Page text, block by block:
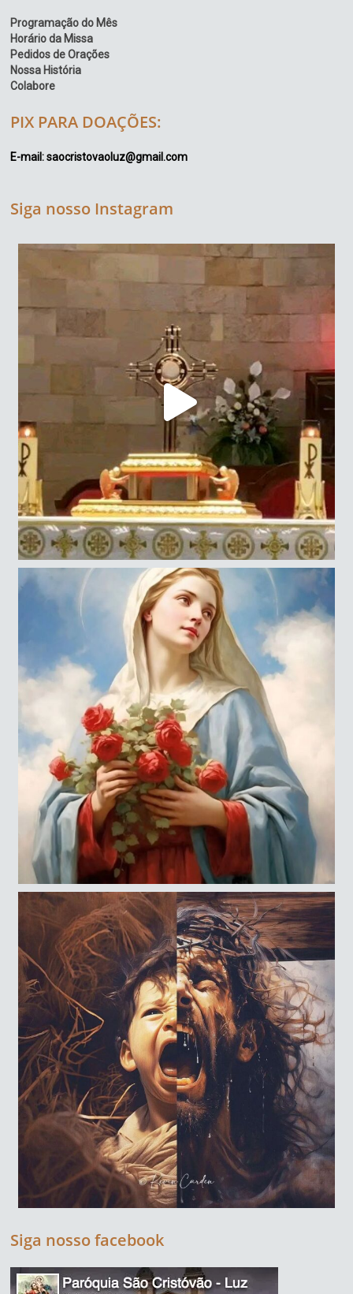
Programação do Mês
Horário da Missa
Pedidos de Orações
Nossa História
Colabore
PIX PARA DOAÇÕES:
E-mail: saocristovaoluz@gmail.com
Siga nosso Instagram
Siga nosso facebook